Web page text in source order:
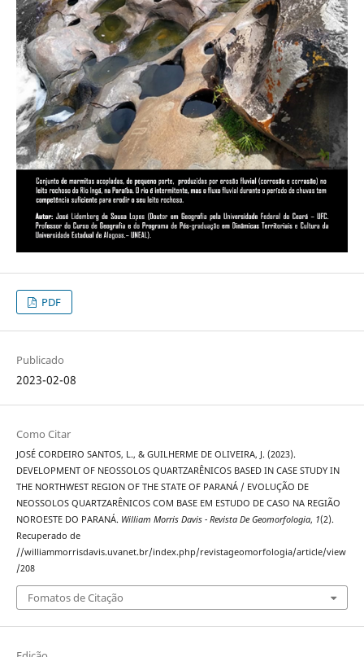
PDF
Publicado
2023-02-08
Como Citar
JOSÉ CORDEIRO SANTOS, L., & GUILHERME DE OLIVEIRA, J. (2023).
DEVELOPMENT OF NEOSSOLOS QUARTZARÊNICOS BASED IN CASE STUDY IN
THE NORTHWEST REGION OF THE STATE OF PARANÁ / EVOLUÇÃO DE
NEOSSOLOS QUARTZARÊNICOS COM BASE EM ESTUDO DE CASO NA REGIÃO
NOROESTE DO PARANÁ. William Morris Davis - Revista De Geomorfologia, 1(2).
Recuperado de
//williammorrisdavis.uvanet.br/index.php/revistageomorfologia/article/view
/208
Fomatos de Citação